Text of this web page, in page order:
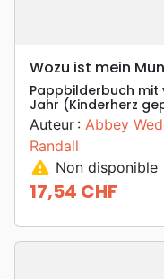
Wozu ist mein
Pappbilderbuch mit
Jahr (Kinderherz
Auteur : Abbey
Randall
warning Non disponible
Prix
17,54 CHF